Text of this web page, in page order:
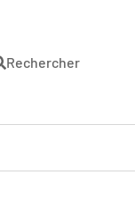
Rechercher